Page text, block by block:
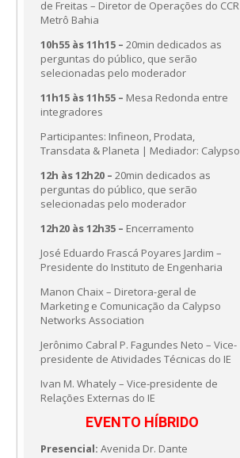
de Freitas – Diretor de Operações do CCR
Metrô Bahia
10h55 às 11h15 – 20min dedicados as
perguntas do público, que serão
selecionadas pelo moderador
11h15 às 11h55 – Mesa Redonda entre
integradores
Participantes: Infineon, Prodata,
Transdata & Planeta | Mediador: Calypso
12h às 12h20 – 20min dedicados as
perguntas do público, que serão
selecionadas pelo moderador
12h20 às 12h35 – Encerramento
José Eduardo Frascá Poyares Jardim –
Presidente do Instituto de Engenharia
Manon Chaix – Diretora-geral de
Marketing e Comunicação da Calypso
Networks Association
Jerônimo Cabral P. Fagundes Neto – Vice-
presidente de Atividades Técnicas do IE
Ivan M. Whately – Vice-presidente de
Relações Externas do IE
EVENTO HÍBRIDO
Presencial: Avenida Dr. Dante